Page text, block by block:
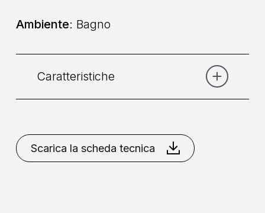
Ambiente: Bagno
Caratteristiche
Categoria:Corpo incasso
Scarica la scheda tecnica